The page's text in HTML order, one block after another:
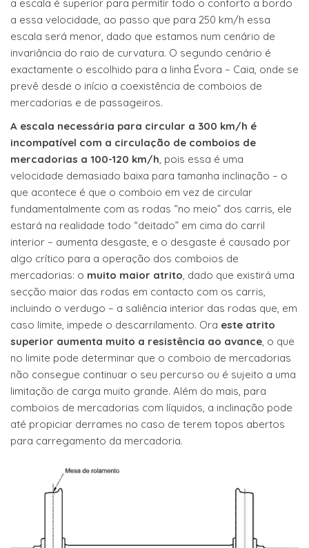
a escala é superior para permitir todo o conforto a bordo
a essa velocidade, ao passo que para 250 km/h essa
escala será menor, dado que estamos num cenário de
invariância do raio de curvatura. O segundo cenário é
exactamente o escolhido para a linha Évora – Caia, onde se
prevê desde o início a coexistência de comboios de
mercadorias e de passageiros.
A escala necessária para circular a 300 km/h é
incompatível com a circulação de comboios de
mercadorias a 100-120 km/h, pois essa é uma
velocidade demasiado baixa para tamanha inclinação – o
que acontece é que o comboio em vez de circular
fundamentalmente com as rodas “no meio” dos carris, ele
estará na realidade todo “deitado” em cima do carril
interior – aumenta desgaste, e o desgaste é causado por
algo crítico para a operação dos comboios de
mercadorias: o muito maior atrito, dado que existirá uma
secção maior das rodas em contacto com os carris,
incluindo o verdugo – a saliência interior das rodas que, em
caso limite, impede o descarrilamento. Ora este atrito
superior aumenta muito a resistência ao avance, o que
no limite pode determinar que o comboio de mercadorias
não consegue continuar o seu percurso ou é sujeito a uma
limitação de carga muito grande. Além do mais, para
comboios de mercadorias com líquidos, a inclinação pode
até propiciar derrames no caso de terem topos abertos
para carregamento da mercadoria.